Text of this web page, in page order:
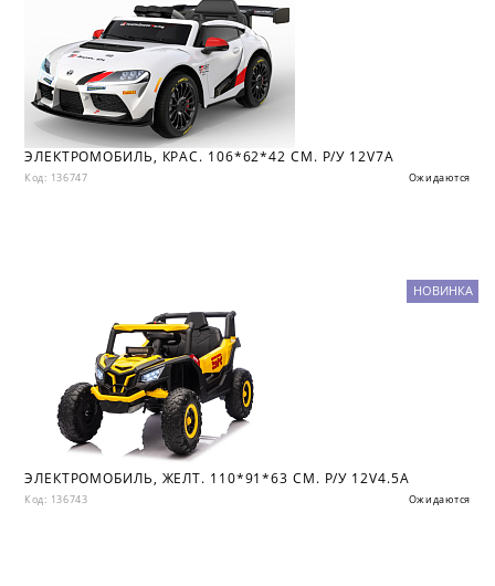
ЭЛЕКТРОМОБИЛЬ, КРАС. 106*62*42 СМ. Р/У 12V7A
Код: 136747 Ожидаются
ЭЛЕКТРОМОБИЛЬ, ЖЕЛТ. 110*91*63 СМ. Р/У 12V4.5A
Код: 136743 Ожидаются
НОВИНКА